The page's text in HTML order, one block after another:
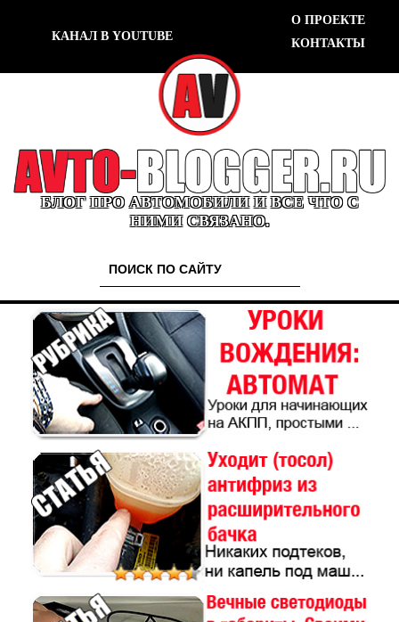
КАНАЛ В YOUTUBE
О ПРОЕКТЕ
КОНТАКТЫ
БЛОГ ПРО АВТОМОБИЛИ И ВСЕ ЧТО С
НИМИ СВЯЗАНО.